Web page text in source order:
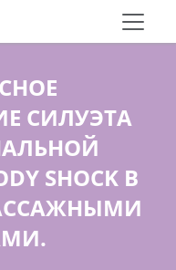
СИЛУЭТА
SHOCK В